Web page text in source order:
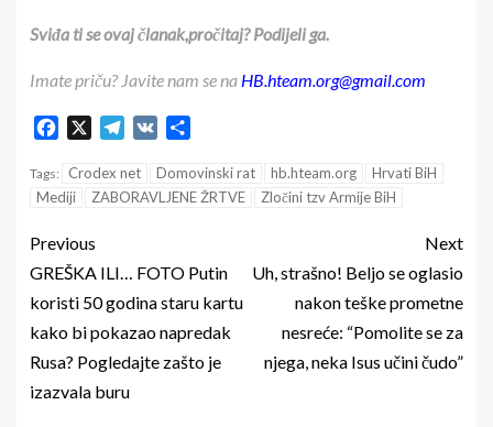
Sviđa ti se ovaj članak,pročitaj? Podijeli ga.
Imate priču? Javite nam se na HB.hteam.org@gmail.com
Facebook Telegram
VK
Tags: Crodex net Domovinski rat hb.hteam.org
Hrvati BiH
Mediji
ZABORAVLJENE ŽRTVE Zločini tzv Armije BiH
Previous
GREŠKA ILI… FOTO Putin
koristi 50 godina staru kartu
kako bi pokazao napredak
Rusa? Pogledajte zašto je
izazvala buru
Next
Uh, strašno! Beljo se oglasio
nakon teške prometne
nesreće: “Pomolite se za
njega, neka Isus učini čudo”